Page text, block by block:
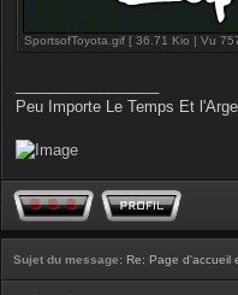
SportsofToyota.gif [ 36.71 Kio | Vu
Peu Importe Le Temps Et
Sujet du message: Re: Page d'accueil